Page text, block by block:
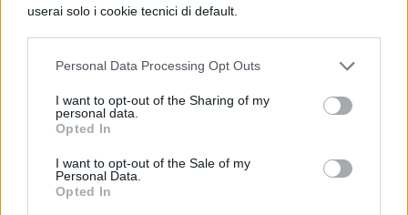
userai solo i cookie tecnici di default.
Personal Data Processing Opt Outs
I want to opt-out of the Sharing of my
personal data.
Opted In
I want to opt-out of the Sale of my
Personal Data.
Opted In
Eneide, Libro 7, traduzione vv. 601-622
Eneide, Libro 7, traduzione vv. 10-24
LETTERATURA LATINA
Eneide, Libro 7, traduzione vv. 623-640